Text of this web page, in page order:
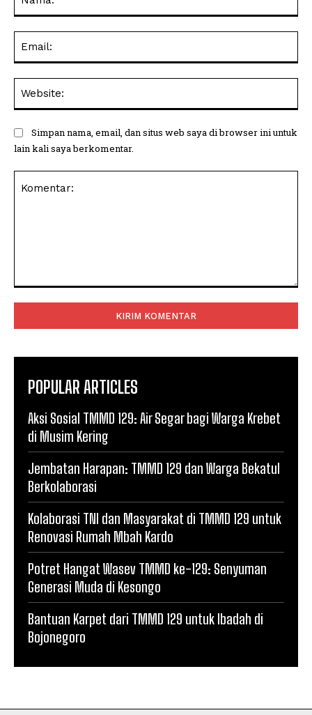
Simpan nama, email, dan situs web saya di browser ini untuk
lain kali saya berkomentar.
POPULAR ARTICLES
Aksi Sosial TMMD 129: Air Segar bagi Warga Krebet
di Musim Kering
Jembatan Harapan: TMMD 129 dan Warga Bekatul
Berkolaborasi
Kolaborasi TNI dan Masyarakat di TMMD 129 untuk
Renovasi Rumah Mbah Kardo
Potret Hangat Wasev TMMD ke-129: Senyuman
Generasi Muda di Kesongo
Bantuan Karpet dari TMMD 129 untuk Ibadah di
Bojonegoro